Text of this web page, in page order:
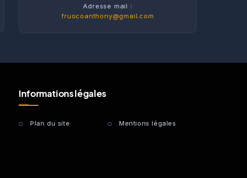
Adresse mail :
fruocoanthony@gmail.com
Informations légales
Plan du site Mentions légales